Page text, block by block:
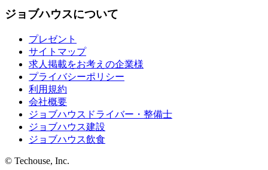
ジョブハウスについて
プレゼント
サイトマップ
求人掲載をお考えの企業様
プライバシーポリシー
利用規約
会社概要
ジョブハウスドライバー・整備士
ジョブハウス建設
ジョブハウス飲食
© Techouse, Inc.